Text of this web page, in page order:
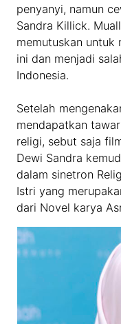
penyanyi, namun
Sandra Killick.
memutuskan untuk
ini dan menjadi
Indonesia.
Setelah
mendapatkan
religi, sebut saja
Dewi Sandra
dalam sinetron
Istri yang
dari Novel karya